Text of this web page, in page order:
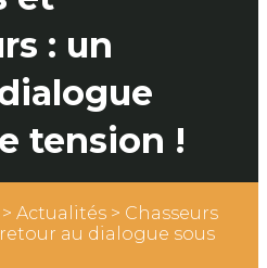
: un
tension !
> Actualités > Chasseurs
au dialogue sous